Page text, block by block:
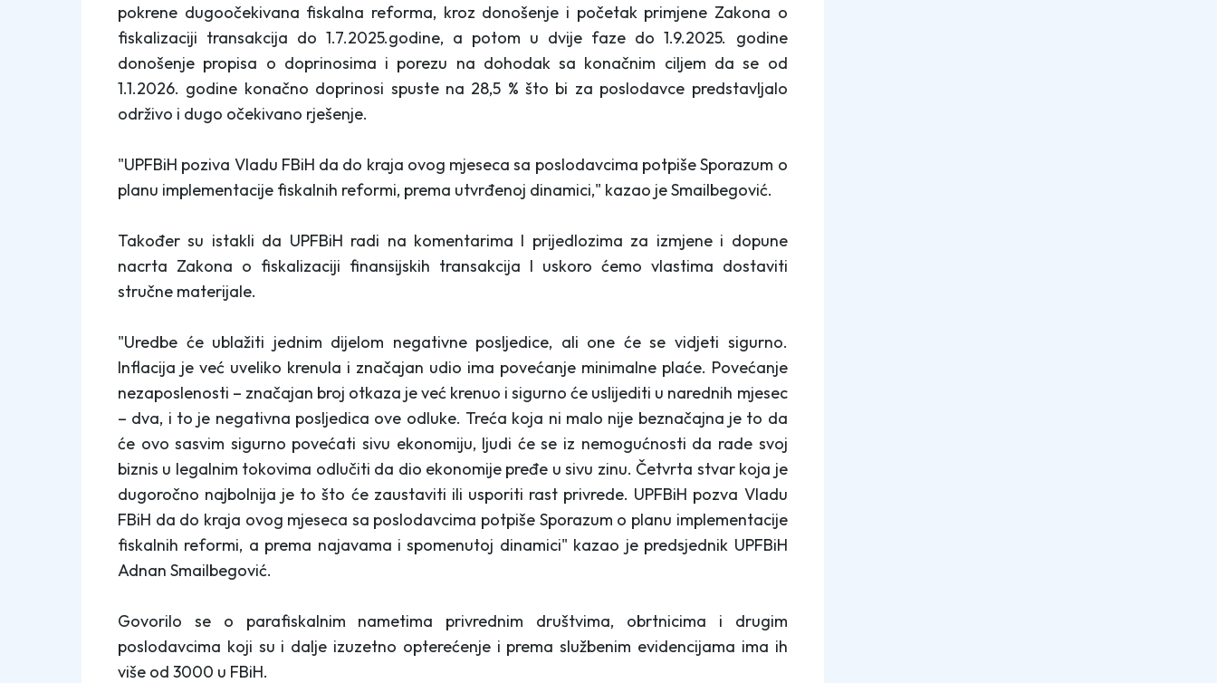
pokrene dugoočekivana fiskalna reforma, kroz donošenje i početak primjene Zakona o
fiskalizaciji transakcija do 1.7.2025.godine, a potom u dvije faze do 1.9.2025. godine
donošenje propisa o doprinosima i porezu na dohodak sa konačnim ciljem da se od
1.1.2026. godine konačno doprinosi spuste na 28,5 % što bi za poslodavce predstavljalo
održivo i dugo očekivano rješenje.
"UPFBiH poziva Vladu FBiH da do kraja ovog mjeseca sa poslodavcima potpiše Sporazum o
planu implementacije fiskalnih reformi, prema utvrđenoj dinamici," kazao je Smailbegović.
Također su istakli da UPFBiH radi na komentarima I prijedlozima za izmjene i dopune
nacrta Zakona o fiskalizaciji finansijskih transakcija I uskoro ćemo vlastima dostaviti
stručne materijale.
"Uredbe će ublažiti jednim dijelom negativne posljedice, ali one će se vidjeti sigurno.
Inflacija je već uveliko krenula i značajan udio ima povećanje minimalne plaće. Povećanje
nezaposlenosti – značajan broj otkaza je već krenuo i sigurno će uslijediti u narednih mjesec
– dva, i to je negativna posljedica ove odluke. Treća koja ni malo nije beznačajna je to da
će ovo sasvim sigurno povećati sivu ekonomiju, ljudi će se iz nemogućnosti da rade svoj
biznis u legalnim tokovima odlučiti da dio ekonomije pređe u sivu zinu. Četvrta stvar koja je
dugoročno najbolnija je to što će zaustaviti ili usporiti rast privrede. UPFBiH pozva Vladu
FBiH da do kraja ovog mjeseca sa poslodavcima potpiše Sporazum o planu implementacije
fiskalnih reformi, a prema najavama i spomenutoj dinamici" kazao je predsjednik UPFBiH
Adnan Smailbegović.
Govorilo se o parafiskalnim nametima privrednim društvima, obrtnicima i drugim
poslodavcima koji su i dalje izuzetno opterećenje i prema službenim evidencijama ima ih
više od 3000 u FBiH.